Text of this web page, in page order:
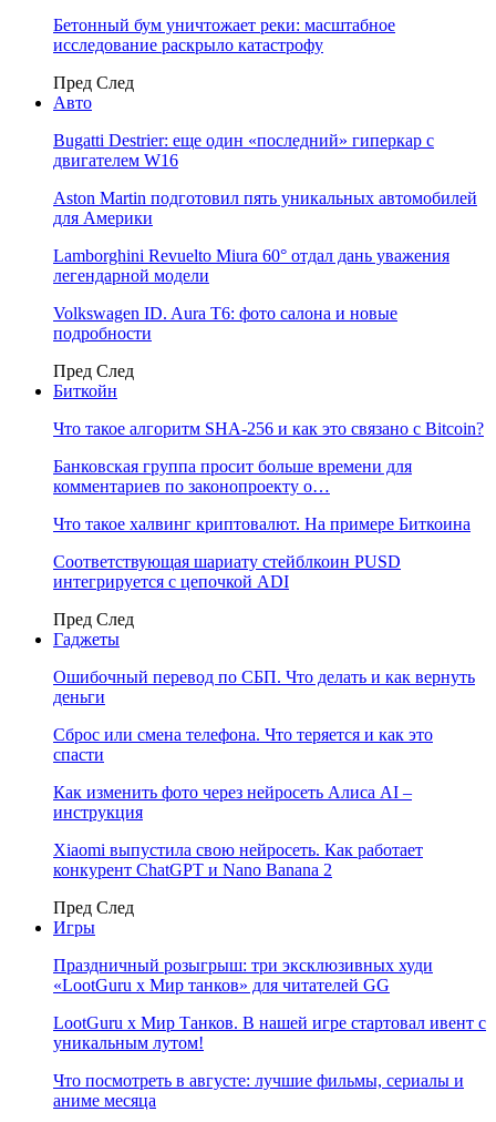
Бетонный бум уничтожает реки: масштабное
исследование раскрыло катастрофу
Пред След
Авто
Bugatti Destrier: еще один «последний» гиперкар с
двигателем W16
Aston Martin подготовил пять уникальных автомобилей
для Америки
Lamborghini Revuelto Miura 60° отдал дань уважения
легендарной модели
Volkswagen ID. Aura T6: фото салона и новые
подробности
Пред След
Биткойн
Что такое алгоритм SHA-256 и как это связано с Bitcoin?
Банковская группа просит больше времени для
комментариев по законопроекту о…
Что такое халвинг криптовалют. На примере Биткоина
Соответствующая шариату стейблкоин PUSD
интегрируется с цепочкой ADI
Пред След
Гаджеты
Ошибочный перевод по СБП. Что делать и как вернуть
деньги
Сброс или смена телефона. Что теряется и как это
спасти
Как изменить фото через нейросеть Алиса AI –
инструкция
Xiaomi выпустила свою нейросеть. Как работает
конкурент ChatGPT и Nano Banana 2
Пред След
Игры
Праздничный розыгрыш: три эксклюзивных худи
«LootGuru х Мир танков» для читателей GG
LootGuru x Мир Танков. В нашей игре стартовал ивент с
уникальным лутом!
Что посмотреть в августе: лучшие фильмы, сериалы и
аниме месяца